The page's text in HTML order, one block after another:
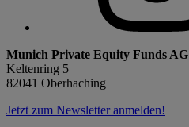
Munich Private Equity Funds AG
Keltenring 5
82041 Oberhaching
Jetzt zum Newsletter anmelden!